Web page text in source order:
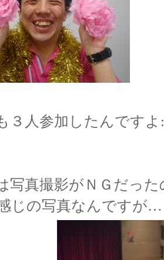
３人参加したんですよ
写真撮影がＮＧだった
じの写真なんですが…